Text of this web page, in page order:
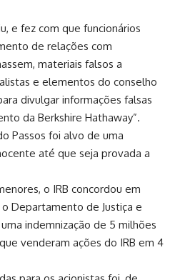
e fez com que funcionários
de relações com
materiais falsos a
e elementos do conselho
divulgar informações falsas
da Berkshire Hathaway”.
Passos foi alvo de uma
até que seja provada a
o IRB concordou em
Departamento de Justiça e
indemnização de 5 milhões
venderam ações do IRB em 4